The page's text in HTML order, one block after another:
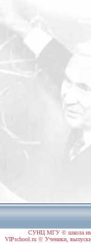
СУНЦ МГУ © школа
VIPschool.ru © Ученики,